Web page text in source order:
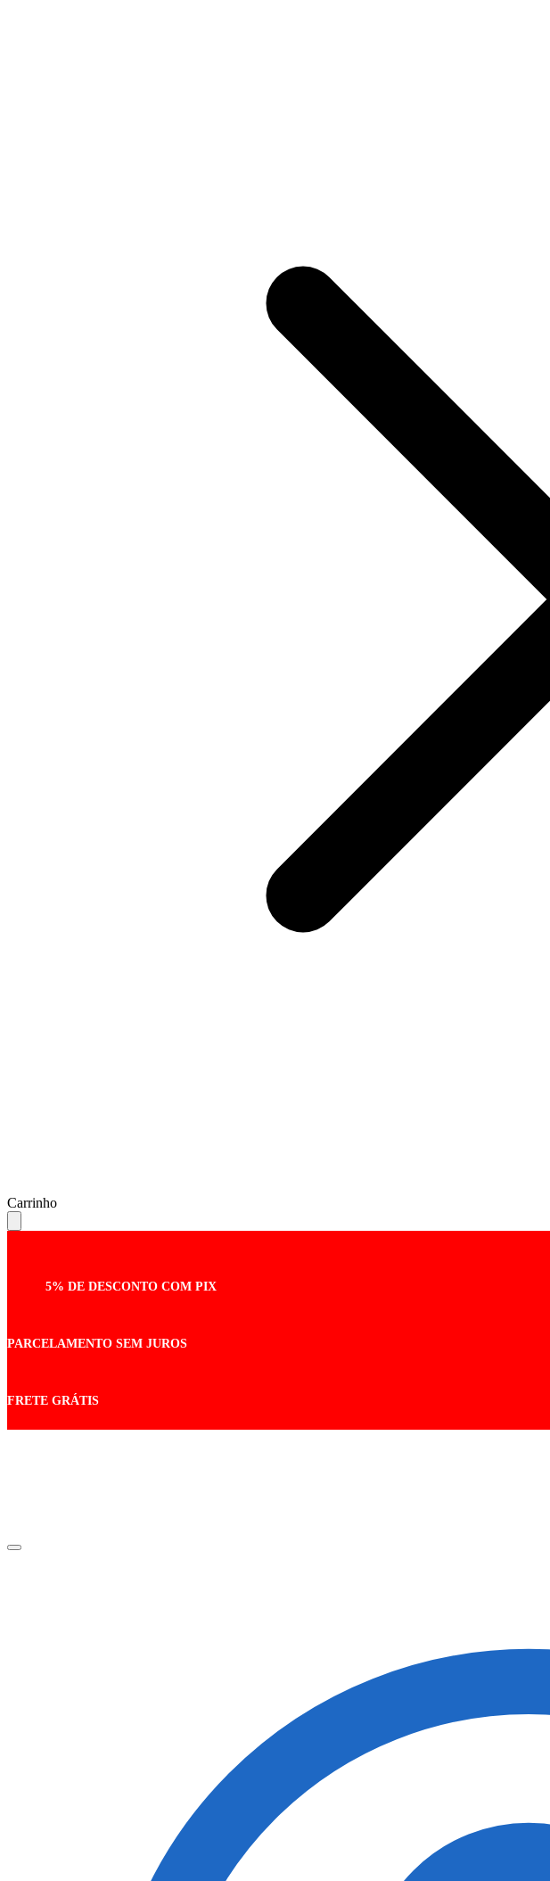
Carrinho
5% DE DESCONTO COM PIX
PARCELAMENTO SEM JUROS
FRETE GRÁTIS